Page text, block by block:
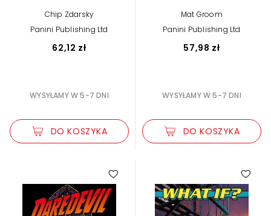
Chip Zdarsky
Panini Publishing Ltd
62,12 zł
WYSYŁAMY W 5-7 DNI
DO KOSZYKA
Mat Groom
Panini Publishing Ltd
57,98 zł
WYSYŁAMY W 5-7 DNI
DO KOSZYKA